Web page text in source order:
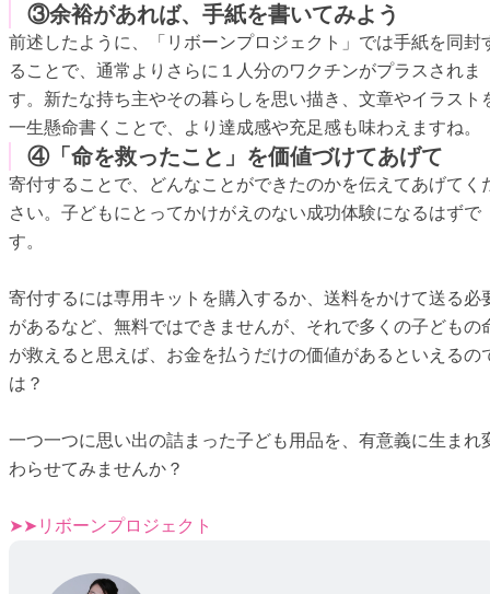
③余裕があれば、手紙を書いてみよう
前述したように、「リボーンプロジェクト」では手紙を同封
ることで、通常よりさらに１人分のワクチンがプラスされま
す。新たな持ち主やその暮らしを思い描き、文章やイラスト
一生懸命書くことで、より達成感や充足感も味わえますね。
④「命を救ったこと」を価値づけてあげて
寄付することで、どんなことができたのかを伝えてあげてく
さい。子どもにとってかけがえのない成功体験になるはずで
す。
寄付するには専用キットを購入するか、送料をかけて送る必
があるなど、無料ではできませんが、それで多くの子どもの
が救えると思えば、お金を払うだけの価値があるといえるの
は？
一つ一つに思い出の詰まった子ども用品を、有意義に生まれ
わらせてみませんか？
➤➤リボーンプロジェクト